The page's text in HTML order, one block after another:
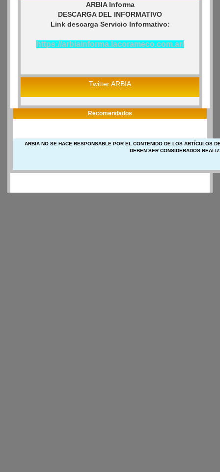
ARBIA Informa
DESCARGA DEL INFORMATIVO
Link descarga Servicio Informativo:
https://arbiainforma.lacorameco.com.ar/
Twitter ARBIA
Recomendados
ARBIA NO SE HACE RESPONSABLE POR EL CONTENIDO DE LOS ARTÍCULOS
DEBEN SER CONSIDERADOS